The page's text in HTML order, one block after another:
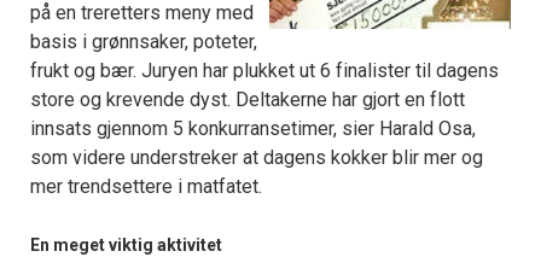
på en treretters meny med
basis i grønnsaker, poteter,
frukt og bær. Juryen har plukket ut 6 finalister til dagens
store og krevende dyst. Deltakerne har gjort en flott
innsats gjennom 5 konkurransetimer, sier Harald Osa,
som videre understreker at dagens kokker blir mer og
mer trendsettere i matfatet.
En meget viktig aktivitet